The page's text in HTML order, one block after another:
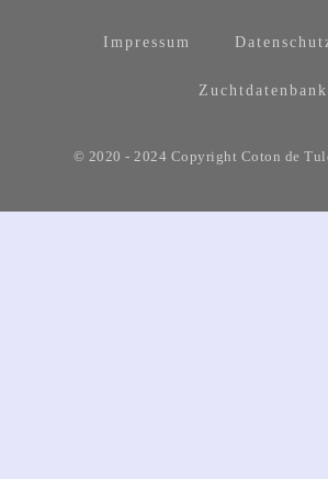
Impressum
Zuchtdatenbank
© 2020 - 2024 Copyright Coton de